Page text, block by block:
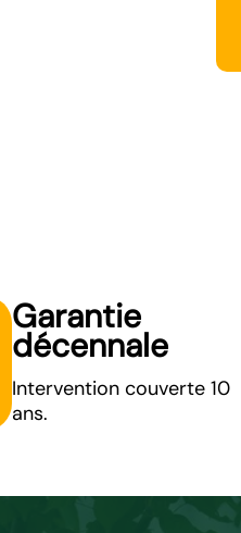
Garantie
décennale
Intervention couverte 10
ans.